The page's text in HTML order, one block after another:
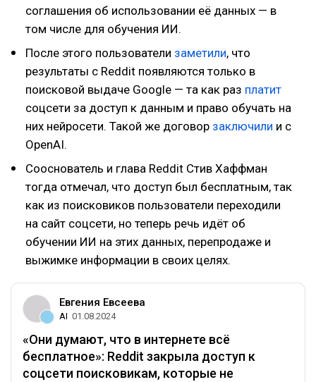
соглашения об использовании её данных — в
том числе для обучения ИИ.
После этого пользователи заметили, что
результаты с Reddit появляются только в
поисковой выдаче Google — та как раз платит
соцсети за доступ к данным и право обучать на
них нейросети. Такой же договор заключили и с
OpenAI.
Сооснователь и глава Reddit Стив Хаффман
тогда отмечал, что доступ был бесплатным, так
как из поисковиков пользователи переходили
на сайт соцсети, но теперь речь идёт об
обучении ИИ на этих данных, перепродаже и
выжимке информации в своих целях.
Евгения Евсеева
AI 01.08.2024
«Они думают, что в интернете всё
бесплатное»: Reddit закрыла доступ к
соцсети поисковикам, которые не